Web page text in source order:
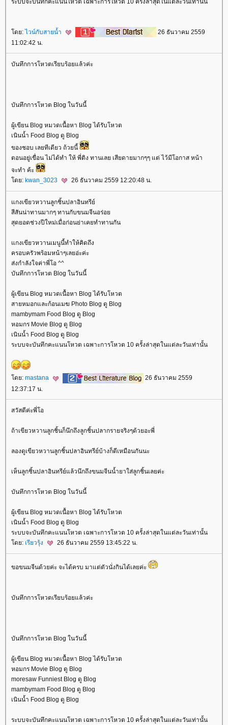
ดย:ไวน์กับสายน้ำ
26 ธันวาคม 2559
11:02:42 น.
บันทึกการโหวตเรียบร้อยแล้วค่ะ
บันทึกการโหวต Blog ในวันนี้
ผู้เขียน Blog หมวดเนื้อหา Blog ได้รับโหวต
เนินน้ำ Food Blog ดู Blog
ของชอบ เลยทีเดียว ถ้วยนี้
ตอนอยู่เขื่อน ไม่ได้ทำ ให้ พี่ติง ทานเลย เสียดายมากๆๆ แต่ ไว้มีโอกาส หน้า
จะทำ ค้ะ
ดย: kwan_3023 26 ธันวาคม 2559 12:20:48 น.
กงเขียวหวานลูกชิ้นปลาอินทรีย์
สีสันน่าทานมากๆ ทานกับขนมจีนอร่อ
สุดยอดช่วงปีใหม่เมื่อก่อนย่าเคยทำทานกัน
กงเขียวหวานเมนูนี้ทำให้คิดถึง
ครอบครัวพร้อมหน้าๆเลยอ่ะค่ะ
ส่งกำลังใจค่าพี่โอ ^^
บันทึกการโหวต Blog ในวันนี้
ผู้เขียน Blog หมวดเนื้อหา Blog ได้รับโหวต
สายหมอกและก้อนเมฆ Photo Blog ดู Blog
mambymam Food Blog ดู Blog
หอมกร Movie Blog ดู Blog
เนินน้ำ Food Blog ดู Blog
ระบบจะบันทึกคะแนนโหวต เฉพาะการโหวต 10 ครั้งล่าสุดในแต่ละวันเท่านั้น
ดย: mastana
26 ธันวาคม 2559
12:37:17 น.
สวัสดีค่ะพี่โอ
ถ้าเขียวหวานลูกชิ้นก็นึกถึงลูกชิ้นปลากรายจริงๆด้วยอะพี่
ลองดูเขียวหวานลูกชิ้นปลาอินทรีย์บ้างก็ดีเหมือนกันนะ
เห็นลูกชิ้นปลาอินทรีย์แล้วนึกถึงขนมจีนน้ำยาใส่ลูกชิ้นเลยค่ะ
บันทึกการโหวต Blog ในวันนี้
ผู้เขียน Blog หมวดเนื้อหา Blog ได้รับโหวต
เนินน้ำ Food Blog ดู Blog
ระบบจะบันทึกคะแนนโหวต เฉพาะการโหวต 10 ครั้งล่าสุดในแต่ละวันเท่านั้น
ดย: เรียวรุ้ง 26 ธันวาคม 2559 13:45:22 น.
ขอขนมจีนด้วยค่ะ จะได้ครบ มาแต่ตัวนั่งกินได้เลยค่ะ
บันทึกการโหวตเรียบร้อยแล้วค่ะ
บันทึกการโหวต Blog ในวันนี้
ผู้เขียน Blog หมวดเนื้อหา Blog ได้รับโหวต
หอมกร Movie Blog ดู Blog
moresaw Funniest Blog ดู Blog
mambymam Food Blog ดู Blog
เนินน้ำ Food Blog ดู Blog
ระบบจะบันทึกคะแนนโหวต เฉพาะการโหวต 10 ครั้งล่าสุดในแต่ละวันเท่านั้น